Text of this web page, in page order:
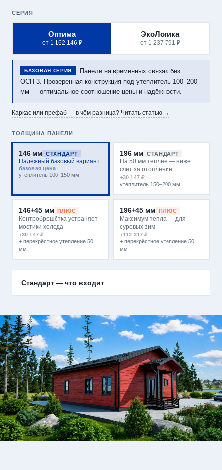
СЕРИЯ
Оптима
от 1 162 146 ₽
ЭкоЛогика
от 1 237 791 ₽
БАЗОВАЯ СЕРИЯ
Панели на временных связях без
ОСП-3. Проверенная конструкция под утеплитель 100–200
мм — оптимальное соотношение цены и надёжности.
Каркас или префаб — в чём разница? Читать статью →
ТОЛЩИНА ПАНЕЛИ
146 мм СТАНДАРТ
Надёжный базовый вариант
базовая цена
утеплитель 100–150 мм
196 мм СТАНДАРТ
На 50 мм теплее — ниже
счёт за отопление
+30 147 ₽
утеплитель 150–200 мм
146+45 мм ПЛЮС
Контробрешётка устраняет
мостики холода
+30 147 ₽
+ перекрёстное утепление 50
мм
196+45 мм ПЛЮС
Максимум тепла — для
суровых зим
+112 317 ₽
+ перекрёстное утепление 50
мм
Стандарт — что входит